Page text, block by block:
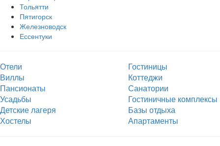
Тольятти
Пятигорск
Железноводск
Ессентуки
Отели
Гостиницы
Виллы
Коттеджи
Пансионаты
Санатории
Усадьбы
Гостиничные комплексы
Детские лагеря
Базы отдыха
Хостелы
Апартаменты